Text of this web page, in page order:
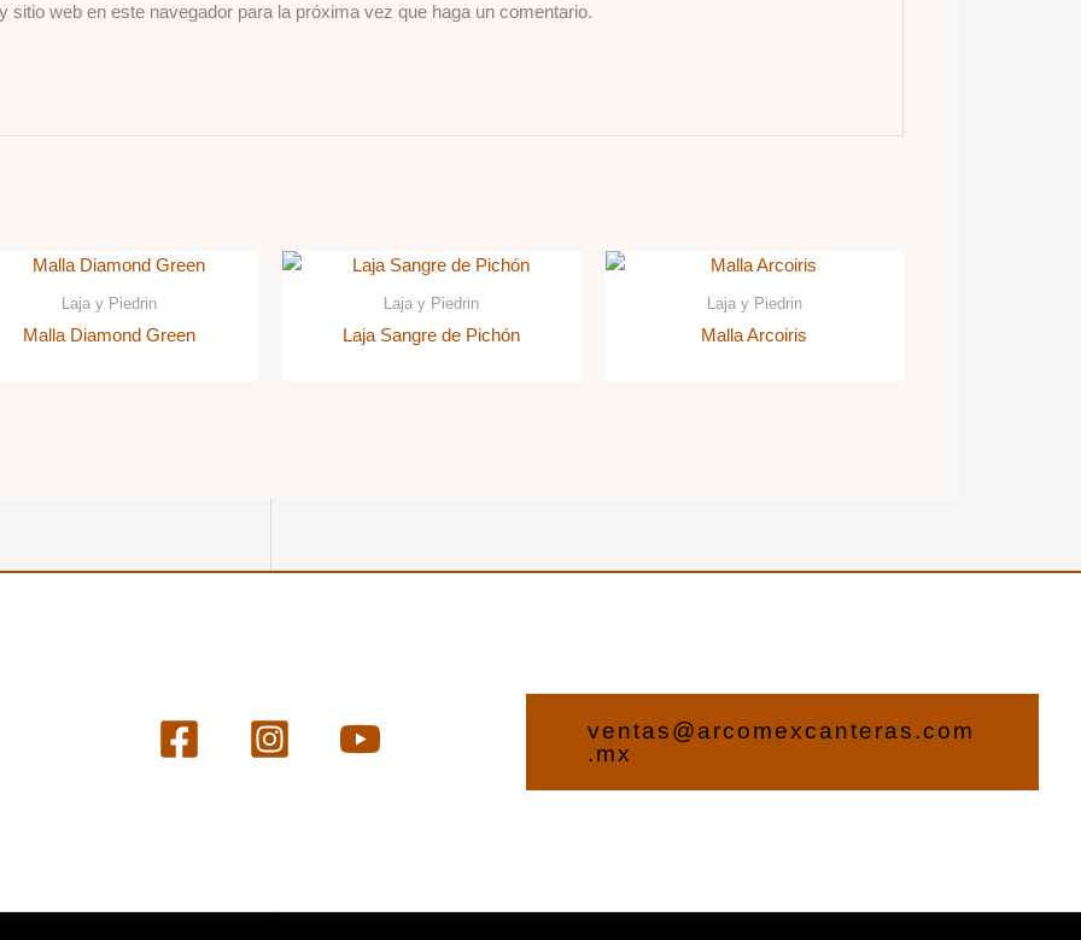
sitio web en este navegador para la próxima vez que haga un comentario.
Laja y Piedrin
Malla Diamond Green
Laja y Piedrin
Laja Sangre de Pichón
Laja y Piedrin
Malla Arcoiris
ventas@arcomexcanteras.com
.mx